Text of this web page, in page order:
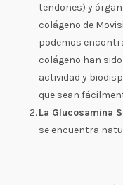
tendones) y
colágeno de
podemos
colágeno han
actividad y
que sean
La Glucosamina
se encuentra